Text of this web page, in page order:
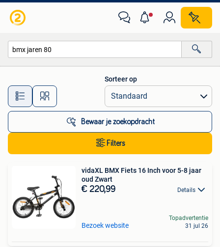
Alle afstanden…
Sorteer op
Bewaar je zoekopdracht
Filters
vidaXL BMX Fiets 16 Inch voor 5-8 jaar
oud Zwart
€ 220,99 Details
Bezoek website
Topadvertentie
31 jul 26